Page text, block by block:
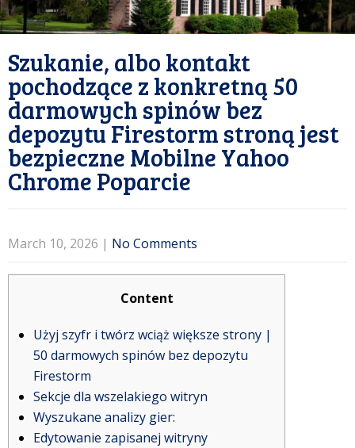
Szukanie, albo kontakt
pochodzące z konkretną 50
darmowych spinów bez
depozytu Firestorm stroną jest
bezpieczne Mobilne Yahoo
Chrome Poparcie
March 10, 2026 | No Comments
Content
Użyj szyfr i twórz wciąż większe strony |
50 darmowych spinów bez depozytu
Firestorm
Sekcje dla wszelakiego witryn
Wyszukane analizy gier:
Edytowanie zapisanej witryny